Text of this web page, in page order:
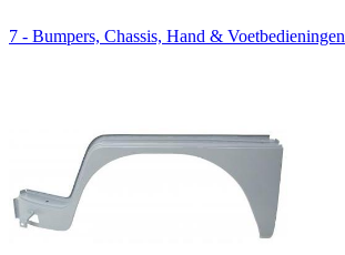
7 - Bumpers, Chassis, Hand & Voetbedieningen